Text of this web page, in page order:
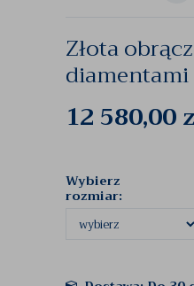
Złota
12 580,00
Wybierz
rozmiar: